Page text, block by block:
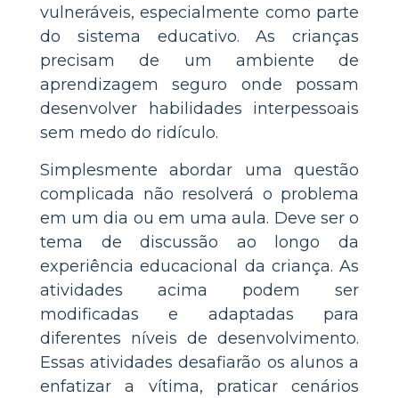
vulneráveis, especialmente como parte
do sistema educativo. As crianças
precisam de um ambiente de
aprendizagem seguro onde possam
desenvolver habilidades interpessoais
sem medo do ridículo.
Simplesmente abordar uma questão
complicada não resolverá o problema
em um dia ou em uma aula. Deve ser o
tema de discussão ao longo da
experiência educacional da criança. As
atividades acima podem ser
modificadas e adaptadas para
diferentes níveis de desenvolvimento.
Essas atividades desafiarão os alunos a
enfatizar a vítima, praticar cenários